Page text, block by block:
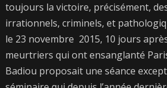
toujours la victoire, précisément,
irrationnels, criminels, et
le 23 novembre 2015, 10 jours
meurtriers qui ont ensanglanté
Badiou proposait une séance